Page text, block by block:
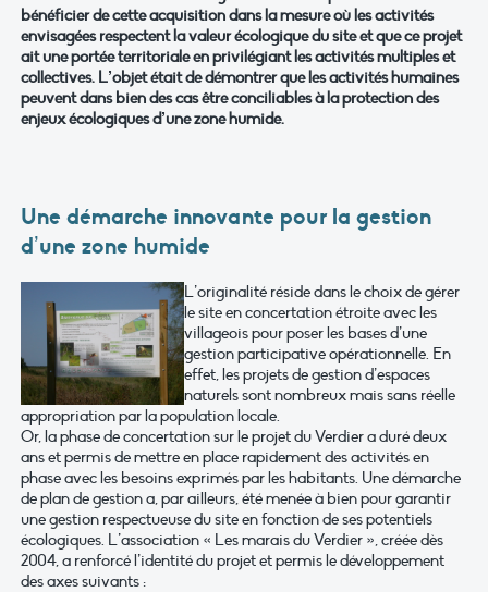
bénéficier de cette acquisition dans la mesure où les activités
envisagées respectent la valeurécologique du site et que ce projet
ait une portée territoriale en privilégiant les activités multiples et
collectives. L’objet était de démontrer que les activités humaines
peuvent dans bien des cas être conciliables à la protection des
enjeux écologiques d’une zone humide.
Une démarche innovante pour la gestion
d’une zone humide
L’originalité réside dans le choix de gérer
le site en concertation étroite avec les
villageois pour poser les bases d’une
gestion participative opérationnelle. En
effet, les projets de gestion d’espaces
naturels sont nombreux mais sans réelle
appropriation par la population locale.
Or, la phase de concertation sur le projet du Verdier a duré deux
ans et permis de mettre en place rapidement des activités en
phase avec les besoins exprimés par les habitants. Une démarche
de plan de gestion a, par ailleurs, été menée à bien pour garantir
une gestion respectueuse du site en fonction de ses potentiels
écologiques. L’association « Les marais du Verdier », créée dès
2004, a renforcé l’identité du projet et permis le développement
des axes suivants :